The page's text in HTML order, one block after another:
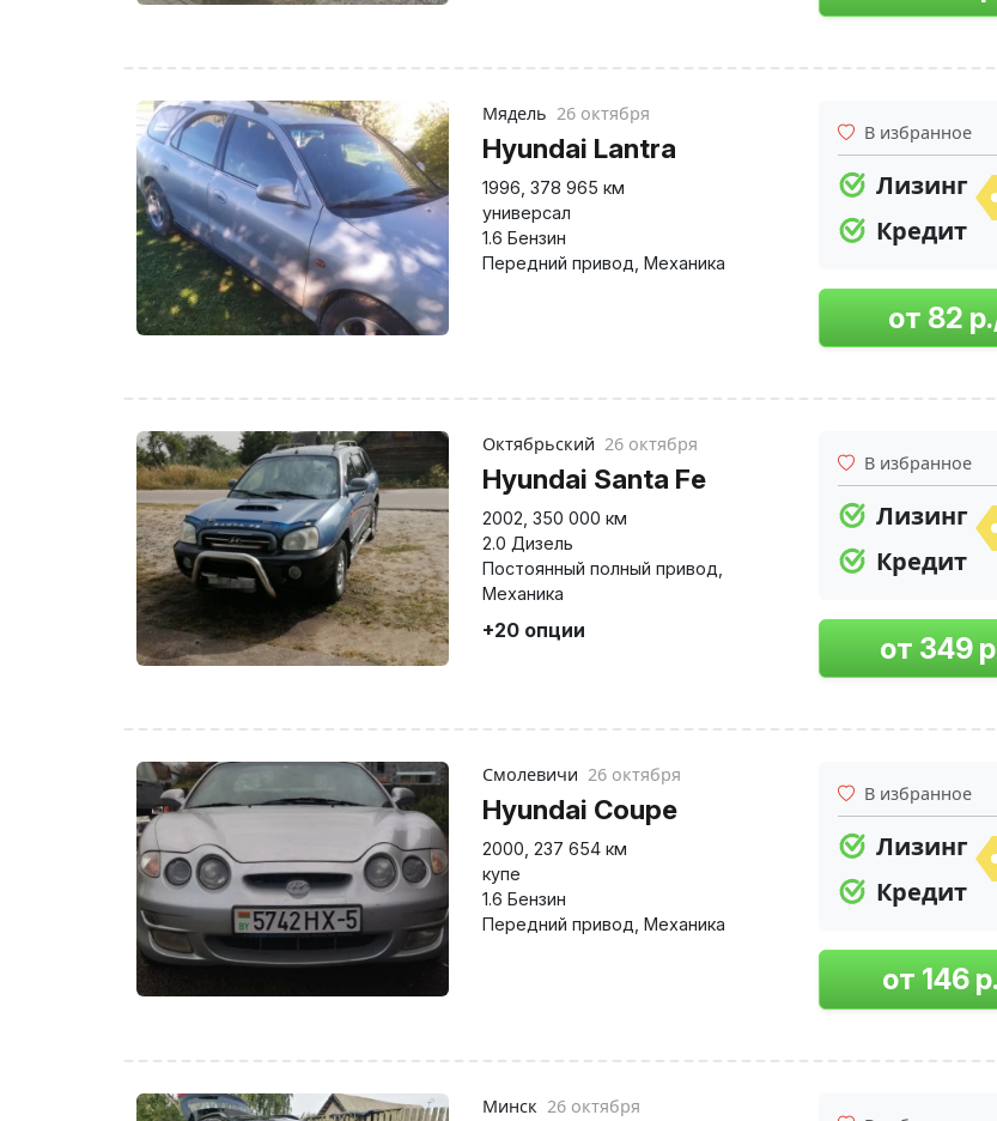
Мядель 26 октября
Hyundai Lantra
1996 378 965 км
универсал
1.6 Бензин
Передний привод Механика
В избранное
Лизинг
Кредит
Октябрьский 26 октября
Hyundai Santa Fe
2002 350 000 км
2.0 Дизель
Постоянный полный привод
Механика
+20 опции
В избранное
Лизинг
Кредит
Смолевичи 26 октября
Hyundai Coupe
2000 237 654 км
купе
1.6 Бензин
Передний привод Механика
В избранное
Лизинг
Кредит
Минск 26 октября